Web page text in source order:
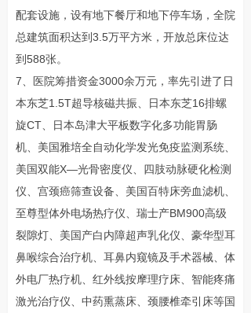
配套设施，设有地下餐厅和地下停车场，全院
总建筑面积达到3.5万平方米，开放总床位达
到588张。
7、医院筹措资金3000余万元，率先引进了日
本东芝1.5T超导核磁共振、日本东芝16排螺
旋CT、日本岛津大平板数字化多功能胃肠
机、美国雅培全自动化学发光免疫监测系统、
美国双能X—光骨密度仪、四肢动脉硬化检测
仪、宫颈癌筛查设备、美国百特床旁血滤机、
至尊型体外电场热疗仪、瑞士产BM900高级
裂隙灯、美国产白内障超声乳化仪、豪华型耳
鼻喉综合治疗机、耳鼻内窥镜及手术器械、体
外电厂热疗机、红外线按摩理疗床、智能疼痛
激光治疗仪、中药熏蒸床、颈腰椎牵引床等国